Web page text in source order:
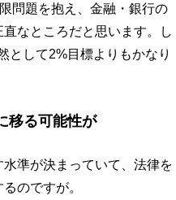
問題を抱え、金融・銀行の
なところだと思います。し
として2%目標よりもかなり
移る可能性が
準が決まっていて、法律を
のですが。